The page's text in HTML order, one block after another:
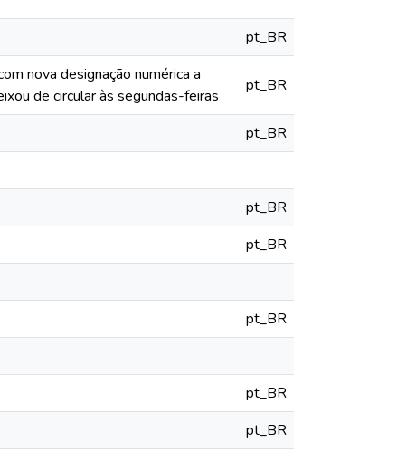
pt_BR
nova designação numérica a
de circular às segundas-feiras
pt_BR
pt_BR
pt_BR
pt_BR
pt_BR
pt_BR
pt_BR